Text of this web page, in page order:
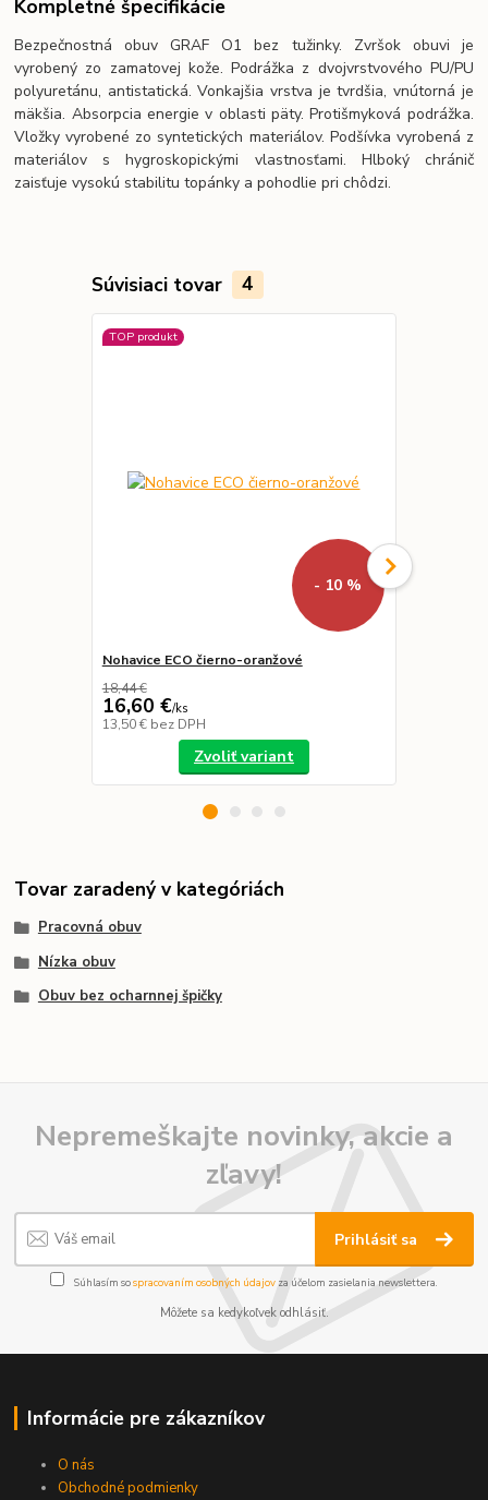
Kompletné špecifikácie
Bezpečnostná obuv GRAF O1 bez tužinky. Zvršok obuvi je
vyrobený zo zamatovej kože. Podrážka z dvojvrstvového PU/PU
polyuretánu, antistatická. Vonkajšia vrstva je tvrdšia, vnútorná je
mäkšia. Absorpcia energie v oblasti päty. Protišmyková podrážka.
Vložky vyrobené zo syntetických materiálov. Podšívka vyrobená z
materiálov s hygroskopickými vlastnosťami. Hlboký chránič
zaisťuje vysokú stabilitu topánky a pohodlie pri chôdzi.
Súvisiaci tovar 4
TOP produkt
- 10 %
Nohavice ECO čierno-oranžové
18,44 €
16,60 €/ks
13,50 € bez DPH
Zvoliť variant
Tovar zaradený v kategóriách
Pracovná obuv
Nízka obuv
Obuv bez ocharnnej špičky
Nepremeškajte novinky, akcie a
zľavy!
Prihlásiť sa
Súhlasím sospracovaním osobných údajov za účelom zasielania newslettera.
Môžete sa kedykoľvek odhlásiť.
Informácie pre zákazníkov
O nás
Obchodné podmienky